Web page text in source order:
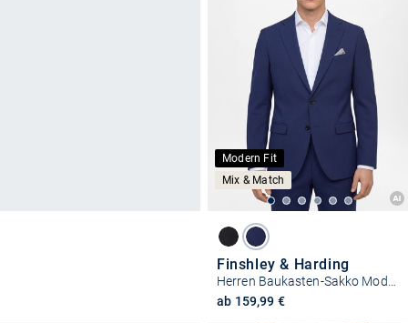
Modern Fit
Mix & Match
Finshley & Harding
ab 159,99 €